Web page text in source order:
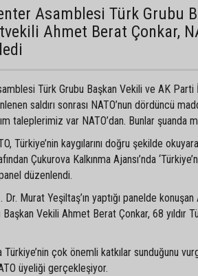
Asamblesi Türk Grubu
Ahmet Berat Çonkar,
Türk Grubu Başkan Vekili ve AK
saldırı sonrası NATO’nun dördüncü
taleplerimiz var NATO’dan. Bunlar şuanda
Türkiye’nin kaygılarını doğru şekilde
Çukurova Kalkınma Ajansı’nda
düzenlendi.
Murat Yeşiltaş’ın yaptığı panelde
Vekili Ahmet Berat Çonkar, 68 yıldır
Türkiye’nin çok önemli katkılar sunduğunu
üyeliği gerçekleşiyor.